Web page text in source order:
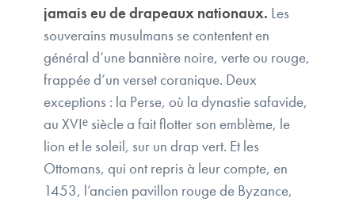
jamais eu de drapeaux nationaux. Les
souverains musulmans se contentent en
général d’une bannière noire, verte ou rouge,
frappée d’un verset coranique. Deux
exceptions : la Perse, où la dynastie safavide,
au XVIᵉ siècle a fait flotter son emblème, le
lion et le soleil, sur un drap vert. Et les
Ottomans, qui ont repris à leur compte, en
1453, l’ancien pavillon rouge de Byzance,